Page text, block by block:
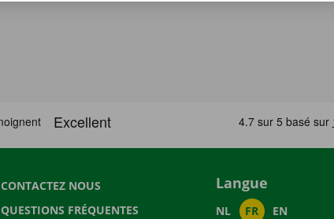
CONTACTEZ NOUS
QUESTIONS FRÉQUENTES
Langue
NL FR EN